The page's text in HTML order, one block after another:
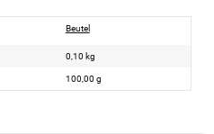
Beutel
0,10 kg
100,00 g